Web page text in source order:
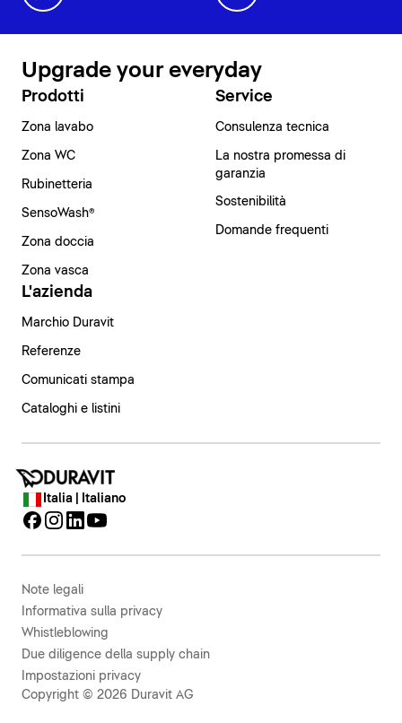
Upgrade your everyday
Prodotti
Zona lavabo
Zona WC
Rubinetteria
SensoWash®
Zona doccia
Zona vasca
Service
Consulenza tecnica
La nostra promessa di
garanzia
Sostenibilità
Domande frequenti
L'azienda
Marchio Duravit
Referenze
Comunicati stampa
Cataloghi e listini
Italia | Italiano
Note legali
Informativa sulla privacy
Whistleblowing
Due diligence della supply chain
Impostazioni privacy
Copyright © 2026 Duravit AG